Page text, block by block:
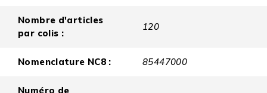
Nombre d'articles
par colis :
120
Nomenclature NC8 : 85447000
Numéro de